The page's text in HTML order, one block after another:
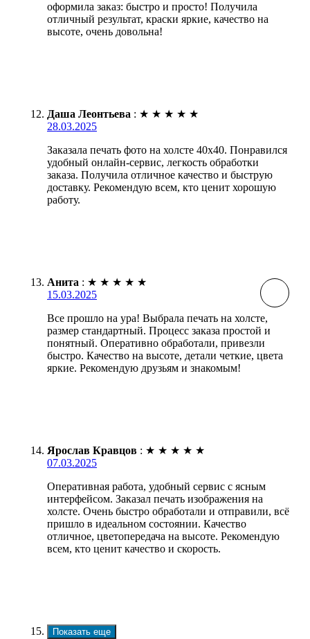
оформила заказ: быстро и просто! Получила
отличный результат, краски яркие, качество на
высоте, очень довольна!
Даша Леонтьева : ★ ★ ★ ★ ★
28.03.2025
Заказала печать фото на холсте 40х40. Понравился
удобный онлайн-сервис, легкость обработки
заказа. Получила отличное качество и быструю
доставку. Рекомендую всем, кто ценит хорошую
работу.
Анита : ★ ★ ★ ★ ★
15.03.2025
Все прошло на ура! Выбрала печать на холсте,
размер стандартный. Процесс заказа простой и
понятный. Оперативно обработали, привезли
быстро. Качество на высоте, детали четкие, цвета
яркие. Рекомендую друзьям и знакомым!
Ярослав Кравцов : ★ ★ ★ ★ ★
07.03.2025
Оперативная работа, удобный сервис с ясным
интерфейсом. Заказал печать изображения на
холсте. Очень быстро обработали и отправили, всё
пришло в идеальном состоянии. Качество
отличное, цветопередача на высоте. Рекомендую
всем, кто ценит качество и скорость.
Показать еще